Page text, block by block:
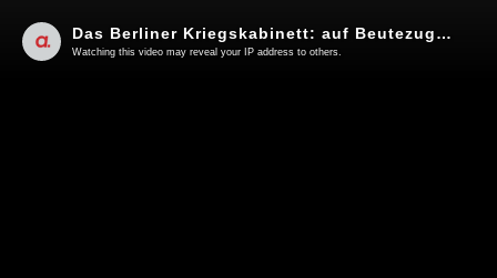
Das Berliner Kriegskabinett: auf Beutezug | Von F. Klinkhammer und V. Bräutigam
Watching this video may reveal your IP address to others.